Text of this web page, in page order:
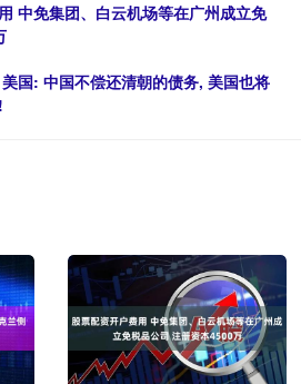
中免集团、白云机场等在广州成立免
国: 中国不偿还清朝的债务, 美国也将